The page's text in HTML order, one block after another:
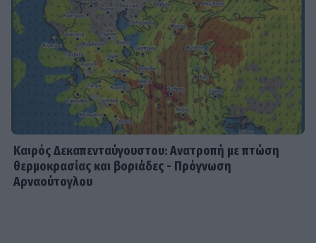
Καιρός Δεκαπενταύγουστου: Ανατροπή με πτώση
θερμοκρασίας και βοριάδες - Πρόγνωση
Αρναούτογλου